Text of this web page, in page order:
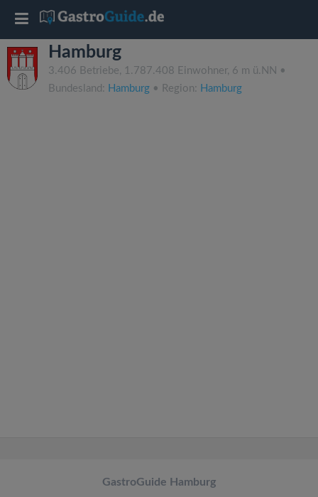
Hamburg
3.406 Betriebe, 1.787.408 Einwohner, 6 m ü.NN •
Bundesland: Hamburg • Region: Hamburg
GastroGuide Hamburg
T
o